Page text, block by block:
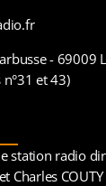
- 69009
n°31 et 43)
station radio
Charles